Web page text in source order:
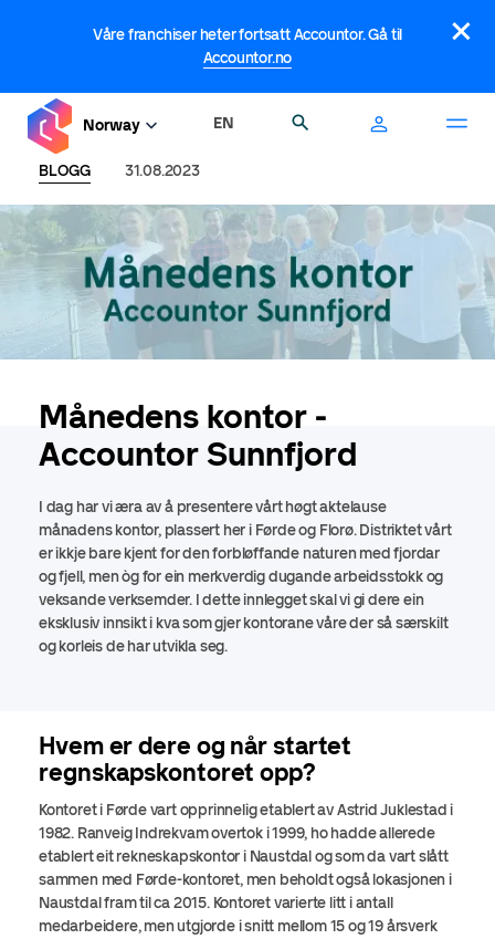
Våre franchiser heter fortsatt Accountor. Gå til
Accountor.no
×
Norway EN
BLOGG 31.08.2023
Månedens kontor -
Accountor Sunnfjord
I dag har vi æra av å presentere vårt høgt aktelause
månadens kontor, plassert her i Førde og Florø. Distriktet vårt
er ikkje bare kjent for den forbløffande naturen med fjordar
og fjell, men òg for ein merkverdig dugande arbeidsstokk og
veksande verksemder. I dette innlegget skal vi gi dere ein
eksklusiv innsikt i kva som gjer kontorane våre der så særskilt
og korleis de har utvikla seg.
Hvem er dere og når startet
regnskapskontoret opp?
Kontoret i Førde vart opprinnelig etablert av Astrid Juklestad i
1982. Ranveig Indrekvam overtok i 1999, ho hadde allerede
etablert eit rekneskapskontor i Naustdal og som da vartslått
sammen med Førde-kontoret, men beholdt også lokasjonen i
Naustdal fram til ca 2015. Kontoret varierte litt i antall
medarbeidere, men utgjorde i snitt mellom 15 og 19 årsverk